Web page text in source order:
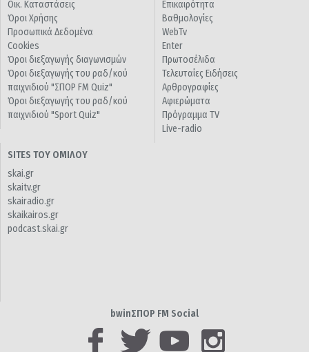
Οικ. Καταστάσεις
Όροι Χρήσης
Προσωπικά Δεδομένα
Cookies
Όροι διεξαγωγής διαγωνισμών
Όροι διεξαγωγής του ραδ/κού
παιχνιδιού "ΣΠΟΡ FM Quiz"
Όροι διεξαγωγής του ραδ/κού
παιχνιδιού "Sport Quiz"
Επικαιρότητα
Βαθμολογίες
WebTv
Enter
Πρωτοσέλιδα
Τελευταίες Ειδήσεις
Αρθρογραφίες
Αφιερώματα
Πρόγραμμα TV
Live-radio
SITES ΤΟΥ ΟΜΙΛΟΥ
skai.gr
skaitv.gr
skairadio.gr
skaikairos.gr
podcast.skai.gr
bwinΣΠΟΡ FM Social